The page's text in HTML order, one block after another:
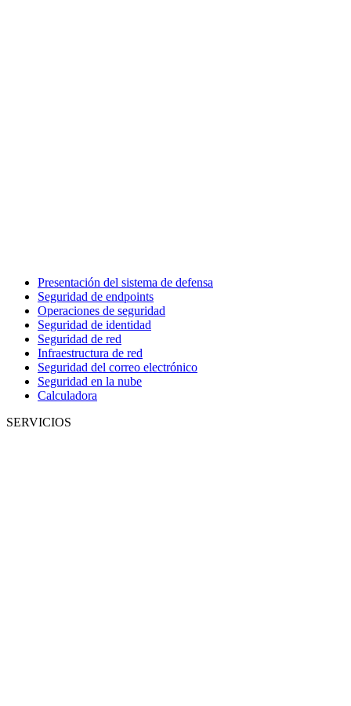
Presentación del sistema de defensa
Seguridad de endpoints
Operaciones de seguridad
Seguridad de identidad
Seguridad de red
Infraestructura de red
Seguridad del correo electrónico
Seguridad en la nube
Calculadora
SERVICIOS